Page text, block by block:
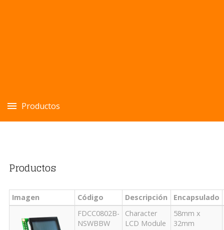
Productos
Productos
Imagen Código Descripción
Encapsulado
FDCC0802B-
NSWBBW
Character
LCD Module
58mm x
32mm